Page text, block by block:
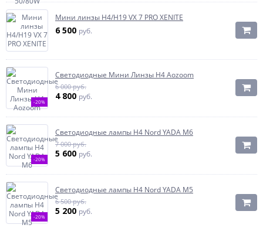
Мини линзы H4/H19 VX 7 PRO XENITE
6 500 руб.
-20%
Светодиодные Мини Линзы H4 Aozoom
6 000 руб.
4 800 руб.
-20%
Светодиодные лампы H4 Nord YADA M6
7 000 руб.
5 600 руб.
-20%
Светодиодные лампы H4 Nord YADA M5
6 500 руб.
5 200 руб.